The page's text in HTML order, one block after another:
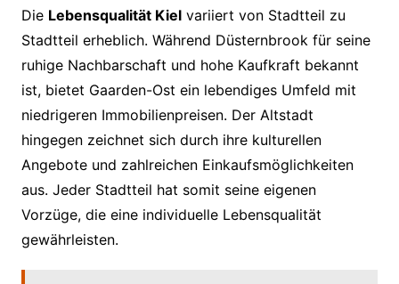
Die Lebensqualität Kielvariiert von Stadtteil zu
Stadtteil erheblich. Während Düsternbrook für seine
ruhige Nachbarschaft und hohe Kaufkraft bekannt
ist, bietet Gaarden-Ost ein lebendiges Umfeld mit
niedrigeren Immobilienpreisen. Der Altstadt
hingegen zeichnet sich durch ihre kulturellen
Angebote und zahlreichen Einkaufsmöglichkeiten
aus. Jeder Stadtteil hat somit seine eigenen
Vorzüge, die eine individuelle Lebensqualität
gewährleisten.